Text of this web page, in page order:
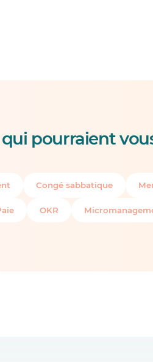
pourraient
Congé sabbatique
OKR